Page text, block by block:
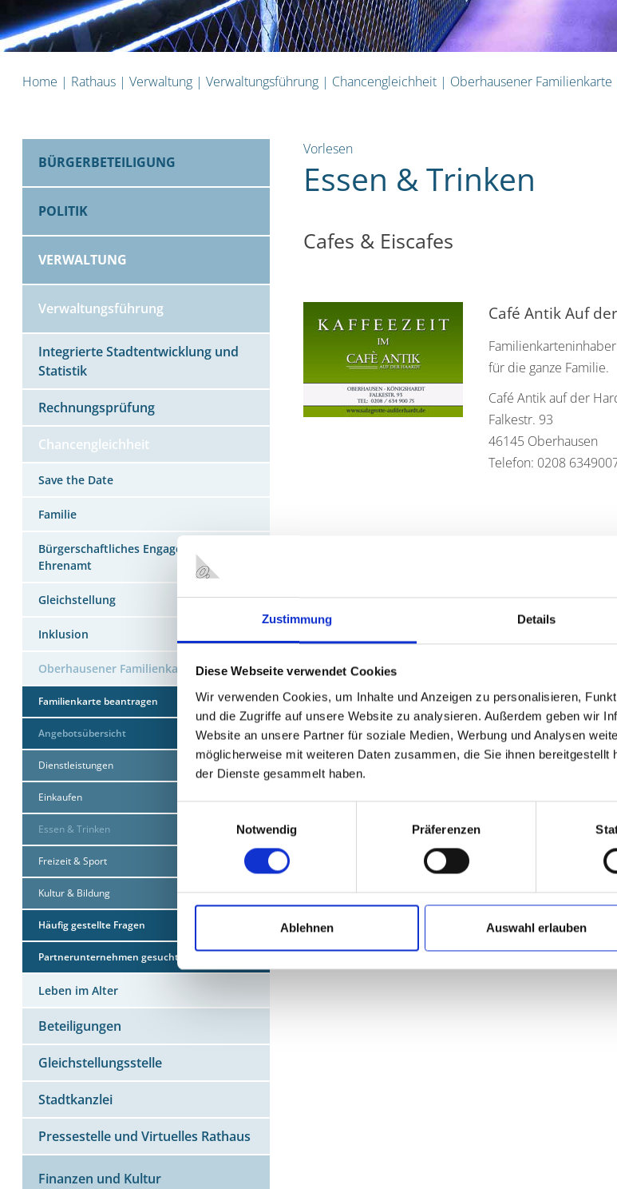
Zustimmung Details
Diese Webseite verwendet Cookies
Wir verwenden Cookies, um Inhalte und Anzeigen zu personalisieren,
und die Zugriffe auf unsere Website zu analysieren. Außerdem geben wir
Website an unsere Partner für soziale Medien, Werbung und Analysen
möglicherweise mit weiteren Daten zusammen, die Sie ihnen
der Dienste gesammelt haben.
Einwilligungsauswahl
Notwendig
Präferenzen
Ablehnen Auswahl erlauben
Home | Rathaus | Verwaltung | Verwaltungsführung | Chancengleichheit | Oberhausener Familienkarte
BÜRGERBETEILIGUNG
POLITIK
VERWALTUNG
Verwaltungsführung
Integrierte Stadtentwicklung und
Statistik
Rechnungsprüfung
Chancengleichheit
Save the Date
Familie
Bürgerschaftliches Engagement /
Ehrenamt
Gleichstellung
Inklusion
Oberhausener Familienkarte
Familienkarte beantragen
Angebotsübersicht
Dienstleistungen
Einkaufen
Essen & Trinken
Freizeit & Sport
Kultur & Bildung
Häufig gestellte Fragen
Partnerunternehmen gesucht
Leben im Alter
Beteiligungen
Gleichstellungsstelle
Stadtkanzlei
Pressestelle und Virtuelles Rathaus
Finanzen und Kultur
Vorlesen
Essen & Trinken
Cafes & Eiscafes
Café Antik Auf
für die ganze Familie.
Café Antik auf der
Falkestr. 93
46145 Oberhausen
Telefon: 0208
Stadt Oberhausen
Bereich Chancengleichheit/Familie
Schwartzstr. 73
46045 Oberhausen
Tel.: 0208 825-9379
Fax: 0208 825-9358
E-Mail: familienbuero@oberhausen.de
MEHR ZUM THEMA
Partyservice
Restaurants